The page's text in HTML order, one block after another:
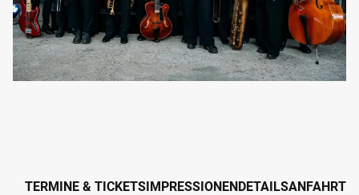
TERMINE & TICKETSIMPRESSIONENDETAILSANFAHRT